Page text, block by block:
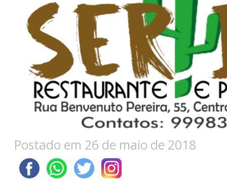
Postado em 26 de maio de 2018